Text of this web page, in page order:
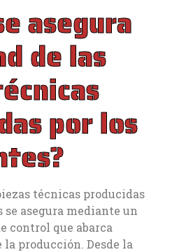
asegura
de las
por los
técnicas producidas
asegura mediante un
control que abarca
la producción. Desde la